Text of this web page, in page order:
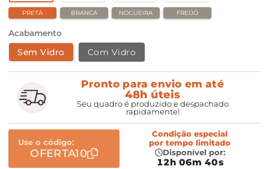
PRETA BRANCA NOGUEIRA FREIJÓ
Acabamento
Sem Vidro Com Vidro
Pronto para envio em até
48h úteis
Seu quadro é produzido e despachado
rapidamente!
Use o código:
OFERTA10
Condição especial
por tempo limitado
Disponível por:
12h 06m 39s